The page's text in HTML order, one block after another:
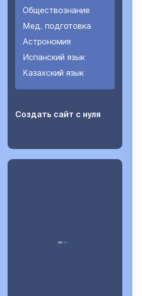
Обществознание
Мед. подготовка
Астрономия
Испанский язык
Казахский язык
Создать сайт с нуля